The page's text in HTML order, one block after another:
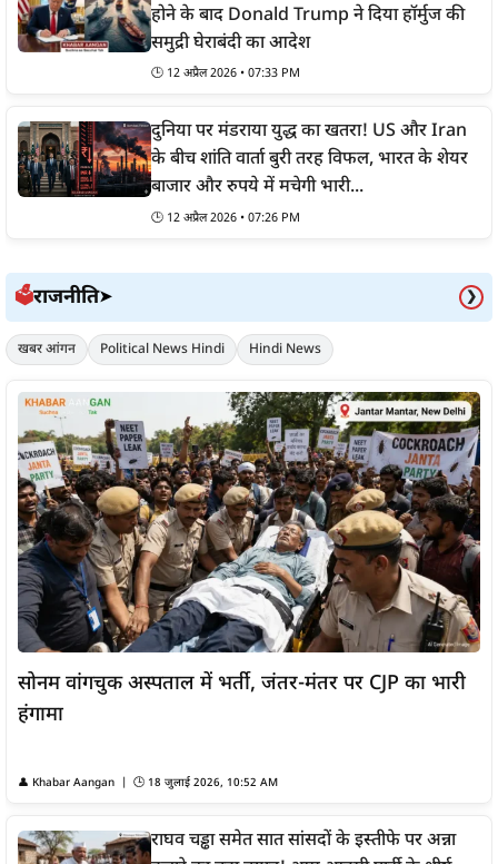
होने के बाद Donald Trump ने दिया हॉर्मुज की
समुद्री घेराबंदी का आदेश
🕒 12 अप्रैल 2026 • 07:33 PM
दुनिया पर मंडराया युद्ध का खतरा! US और Iran
के बीच शांति वार्ता बुरी तरह विफल, भारत के शेयर
बाजार और रुपये में मचेगी भारी...
🕒 12 अप्रैल 2026 • 07:26 PM
🗳️राजनीति➤ ❯
खबर आंगन Political News Hindi Hindi News
सोनम वांगचुक अस्पताल में भर्ती, जंतर-मंतर पर CJP का भारी
हंगामा
👤 Khabar Aangan | 🕒 18 जुलाई 2026, 10:52 AM
राघव चड्ढा समेत सात सांसदों के इस्तीफे पर अन्ना